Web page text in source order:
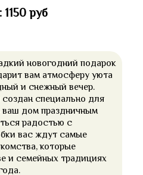
руб
новогодний подарок
вам атмосферу уюта
и снежный вечер.
специально для
ваш дом праздничным
радостью с
вас ждут самые
которые
и семейных традициях